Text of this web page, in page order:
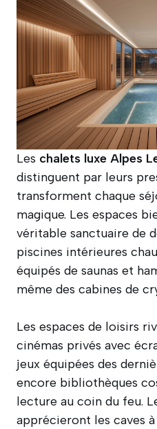
Les chalets luxe Alpes
distinguent par leurs
transforment chaque
magique. Les espaces
véritable sanctuaire de
piscines intérieures
équipés de saunas et
même des cabines de
Les espaces de loisirs
cinémas privés avec
jeux équipées des
encore bibliothèques
lecture au coin du feu.
apprécieront les caves